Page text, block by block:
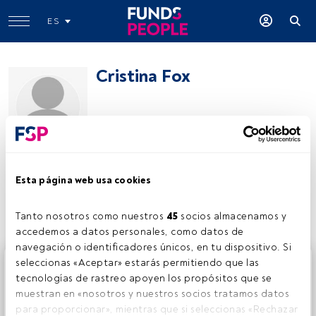
Esta página web usa cookies
Tanto nosotros como nuestros 45 socios almacenamos y
accedemos a datos personales, como datos de
navegación o identificadores únicos, en tu dispositivo. Si
seleccionas «Aceptar» estarás permitiendo que las
tecnologías de rastreo apoyen los propósitos que se
muestran en «nosotros y nuestros socios tratamos datos
para proporcionar», mientras que si seleccionas «Rechazar
ES
Cristina Fox
Compartir:
Este es un artículo exclusivo para los usuarios registrados
de FundsPeople. Si ya estás registrado, accede desde el
botón Login. Si aún no tienes cuenta, te invitamos a
registrarte y disfrutar de todo el universo que ofrece